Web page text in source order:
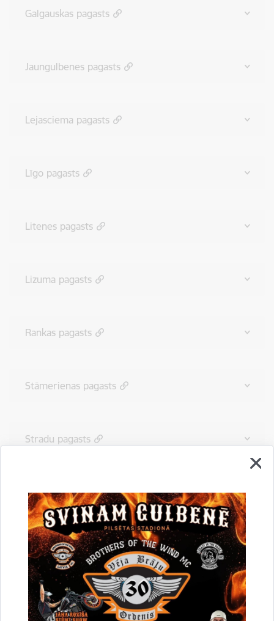
Galgauskas pagasts
Jaungulbenes pagasts
Lejasciema pagasts
Līgo pagasts
Litenes pagasts
Lizuma pagasts
Rankas pagasts
Stāmerienas pagasts
Stradu pagasts
Tirzas pagasts
Drukāt lapu
Dalīties